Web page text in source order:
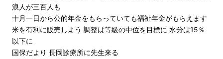
浪人が三百人も
十月一日から公的年金をもらっていても福祉年金がもらえます
米を有利に販売しよう 調整は等級の中位を目標に 水分は15％
以下に
国保だより 長岡診療所に先生来る